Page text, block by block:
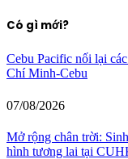
Có gì mới?
Cebu Pacific nối lại
Chí Minh-Cebu
07/08/2026
Mở rộng chân trời:
hình tương lai tại